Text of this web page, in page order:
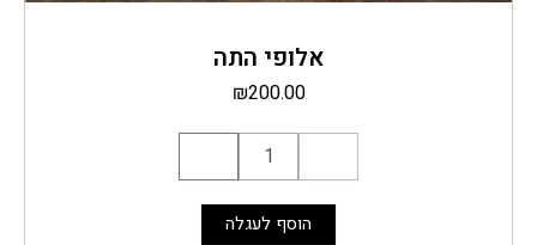
אלופי התה
₪200.00
הוסף לעגלה